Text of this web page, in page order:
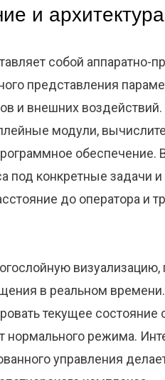
и
собой аппаратно-
представления
и внешних воздействий.
модули,
под конкретные задачи
до оператора и
визуализацию,
в реальном
текущее состояние
нормального режима.
управления